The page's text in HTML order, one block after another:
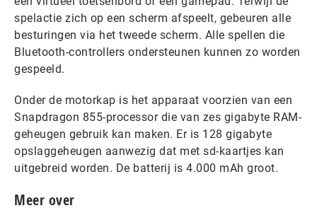
spelactie zich op een scherm afspeelt, gebeuren alle
besturingen via het tweede scherm. Alle spellen die
Bluetooth-controllers ondersteunen kunnen zo worden
gespeeld.
Onder de motorkap is het apparaat voorzien van een
Snapdragon 855-processor die van zes gigabyte RAM-
geheugen gebruik kan maken. Er is 128 gigabyte
opslaggeheugen aanwezig dat met sd-kaartjes kan
uitgebreid worden. De batterij is 4.000 mAh groot.
Meer over